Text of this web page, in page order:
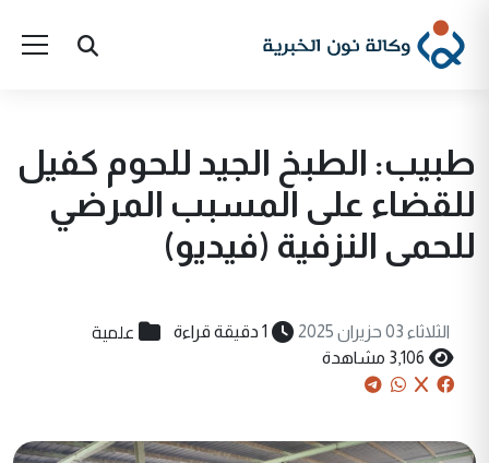
طبيب: الطبخ الجيد للحوم كفيل
للقضاء على المسبب المرضي
للحمى النزفية (فيديو)
الثلاثاء 03 حزيران 2025 1 دقيقة قراءة علمية
3,106 مشاهدة